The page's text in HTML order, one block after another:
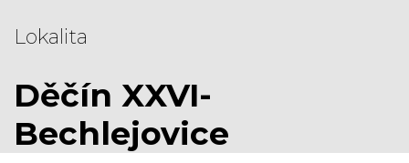
Lokalita
Děčín XXVI-
Bechlejovice